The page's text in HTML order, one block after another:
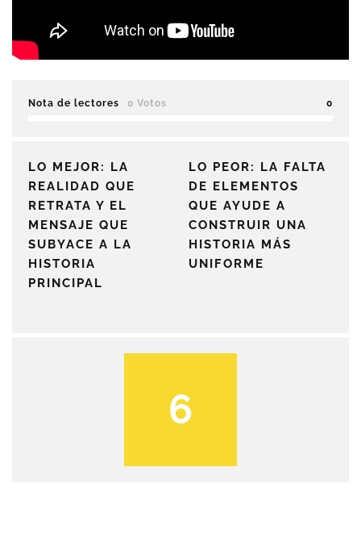
Nota de lectores 0 Votos 0
LO MEJOR: LA
REALIDAD QUE
RETRATA Y EL
MENSAJE QUE
SUBYACE A LA
HISTORIA
PRINCIPAL
LO PEOR: LA FALTA
DE ELEMENTOS
QUE AYUDE A
CONSTRUIR UNA
HISTORIA MÁS
UNIFORME
6